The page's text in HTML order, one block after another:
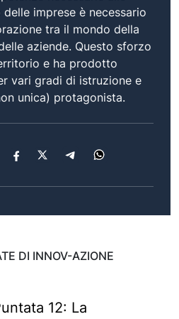
imprese è necessario
tra il mondo della
aziende. Questo sforzo
e ha prodotto
vari gradi di istruzione e
unica) protagonista.
DI INNOV-AZIONE
12: La